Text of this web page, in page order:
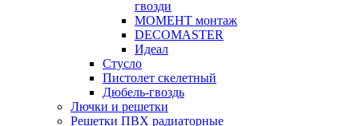
гвозди
МОМЕНТ монтаж
DECOMASTER
Идеал
Стусло
Пистолет скелетный
Дюбель-гвоздь
Лючки и решетки
Решетки ПВХ радиаторные